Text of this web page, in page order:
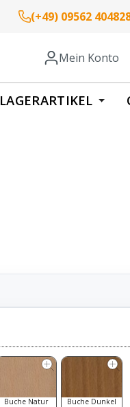
(+49) 09562
Mein Konto
LAGERARTIKEL
Buche Natur Buche Dunkel